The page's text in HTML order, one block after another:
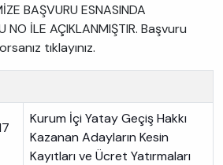
BAŞVURU ESNASINDA
NO İLE AÇIKLANMIŞTIR. Başvuru
tıklayınız.
Kurum İçi Yatay Geçiş Hakkı
Kazanan Adayların Kesin
Kayıtları ve Ücret Yatırmaları